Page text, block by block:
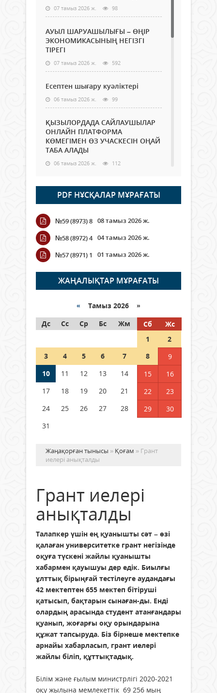
07 тамыз 2026 ж. 98
АУЫЛ ШАРУАШЫЛЫҒЫ – ӨҢІР
ЭКОНОМИКАСЫНЫҢ НЕГІЗГІ
ТІРЕГІ
07 тамыз 2026 ж. 592
Есептен шығару куәліктері
06 тамыз 2026 ж. 99
ҚЫЗЫЛОРДАДА САЙЛАУШЫЛАР
ОНЛАЙН ПЛАТФОРМА
КӨМЕГІМЕН ӨЗ УЧАСКЕСІН ОҢАЙ
ТАБА АЛАДЫ
06 тамыз 2026 ж. 112
Open Air: Қызылорда облысы
полиция департаменті 20
мыңнан астам көрерменнің
қауіпсіздігін қамтамасыз етті
06 тамыз 2026 ж.
Wi-Fi ҚАБЫРҒА АРҚЫЛЫ ҚАЛАЙ
ӨТЕДІ?
06 тамыз 2026 ж. 288
граждане Казахстана,
05 тамыз 2026 ж. 168
Шетелде жүрген Қазақстан
азаматтары қалай дауыс бере
05 тамыз 2026 ж.
PDF НҰСҚАЛАР МҰРАҒАТЫ
№59 (8973) 8 08 тамыз 2026 ж.
№58 (8972) 4 04 тамыз 2026 ж.
№57 (8971) 1
01 тамыз 2026 ж.
ЖАҢАЛЫҚТАР МҰРАҒАТЫ
« Тамыз 2026 »
Дс
Сс Ср Бс Жм Сб
Жс
1
2
3
4 5 6 7 8
9
10
11 12 13 14 15
16
17
18 19 20 21 22
23
24
25 26 27 28 29
30
31
Жаңақорған тынысы » Қоғам » Грант
иелері анықталды
Грант иелері
анықталды
Талапкер үшін ең қуанышты сәт – өзі
қалаған университетке грант негізінде
оқуға түскені жайлы қуанышты
хабармен қауышуы дер едік. Биылғы
ұлттық бірыңғай тестілеуге аудандағы
42 мектептен 655 мектеп бітіруші
қатысып, бақтарын сынаған-ды. Енді
олардың арасында студент атанғандары
қуанып, жоғарғы оқу орындарына
құжат тапсыруда. Біз бірнеше мектепке
арнайы хабарласып, грант иелері
жайлы біліп, құттықтадық.
Білім және ғылым министрлігі 2020-2021
оқу жылына мемлекеттік 69 256 мың